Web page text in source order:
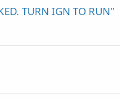
TURN IGN TO RUN"